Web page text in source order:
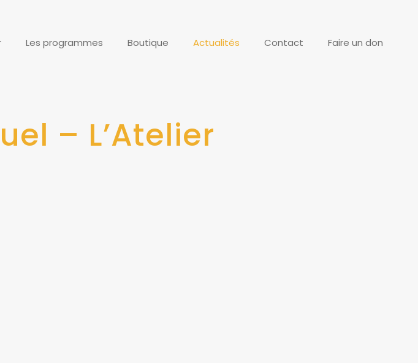
Les programmes Boutique Actualités Contact Faire un don
– L’Atelier